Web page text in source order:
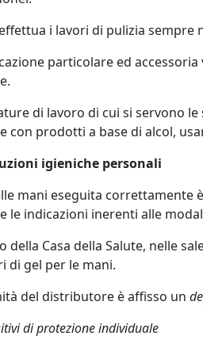
effettua i lavori di pulizia
particolare ed
di lavoro di cui si servono
con prodotti a base di alcol,
igieniche personali
mani eseguita
le indicazioni inerenti alle
della Casa della Salute, nelle
di gel per le mani.
del distributore è affisso un
di protezione individuale